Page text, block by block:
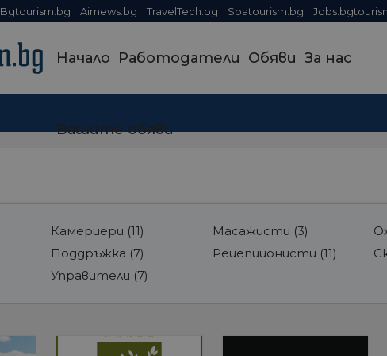
Bgtourism.bg Airnews.bg TravelTech.bg Spatourism.bg
Начало Работодатели Обяви За нас
Вашите обяви
Камериери (11) Масажисти (3)
Поддръжка (7) Рецепционисти (11)
Управители (7)